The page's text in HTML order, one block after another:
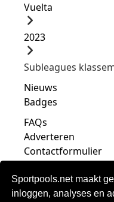
Sportpools.net maakt
inloggen, analyses en
Vuelta
2023
Subleagues
Nieuws
Badges
FAQs
Adverteren
Contactformulier